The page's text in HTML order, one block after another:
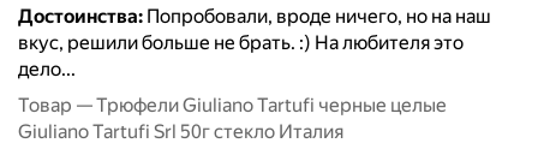
Достоинства: Попробовали, вроде ничего, но на наш
вкус, решили больше не брать. :) На любителя это
дело...
Товар — Трюфели Giuliano Tartufi черные целые
Giuliano Tartufi Srl 50г стекло Италия